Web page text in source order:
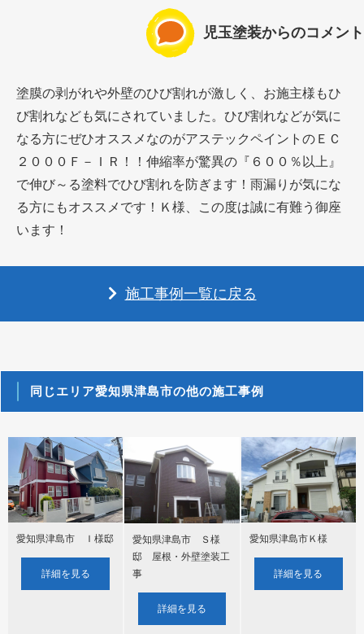
児玉塗装からのコメント
塗膜の剥がれや外壁のひび割れが激しく、お施主様もひ
び割れなども気にされていました。ひび割れなどが気に
なる方にぜひオススメなのがアステックペイントのＥＣ
２０００Ｆ－ＩＲ！！伸縮率が驚異の『６００％以上』
で伸び～る塗料でひび割れを防ぎます！雨漏りが気にな
る方にもオススメです！Ｋ様、この度は誠に有難う御座
います！
施工事例一覧に戻る
同じエリア愛知県津島市の他の施工事例
愛知県津島市 Ｉ様邸
詳細を見る
愛知県津島市 Ｓ様
邸 屋根・外壁塗装工
事
詳細を見る
愛知県津島市Ｋ様
詳細を見る